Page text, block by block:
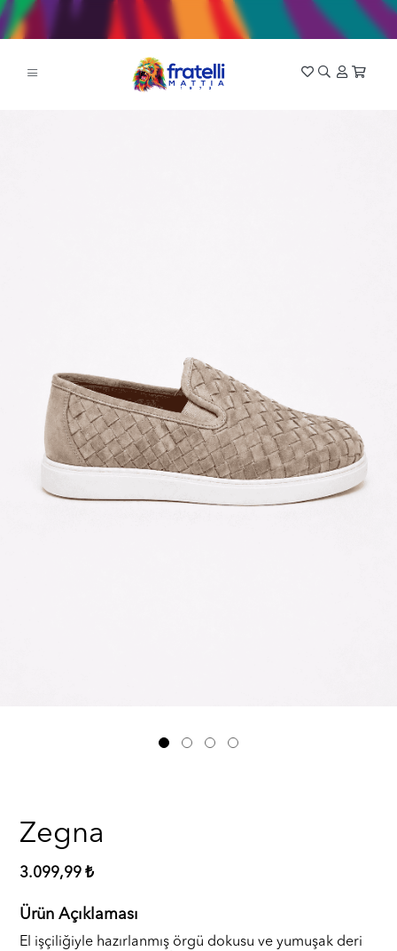
SENİN EN HAVALI HALİN!
Zegna
3.099,99 ₺
Ürün Açıklaması
El işçiliğiyle hazırlanmış örgü dokusu ve yumuşak deri